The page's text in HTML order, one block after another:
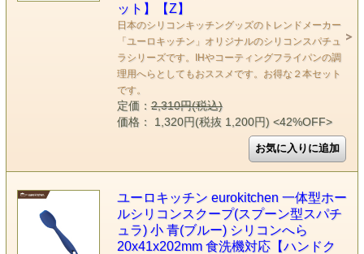
ット】【Z】
日本のシリコンキッチングッズのトレンドメーカー
「ユーロキッチン」オリジナルのシリコンスパチュ
ラシリーズです。IHやコーティングフライパンの調
理用へらとしてもおススメです。お得な２本セット
です。
定価：2,310円(税込)
価格： 1,320円(税抜 1,200円) <42%OFF>
ユーロキッチン eurokitchen 一体型ホー
ルシリコンスクープ(スプーン型スパチ
ュラ) 小 青(ブルー) シリコンへら
20x41x202mm 食洗機対応【ハンドク